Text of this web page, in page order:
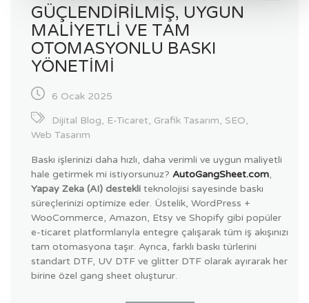
GÜÇLENDIRILMIŞ, UYGUN
MALIYETLI VE TAM
OTOMASYONLU BASKI
YÖNETIMI
6 Ocak 2025
Dijital Blog, E-Ticaret, Grafik Tasarım, SEO,
Web Tasarım
Baskı işlerinizi daha hızlı, daha verimli ve uygun maliyetli
hale getirmek mi istiyorsunuz? AutoGangSheet.com,
Yapay Zeka (AI) destekli teknolojisi sayesinde baskı
süreçlerinizi optimize eder. Üstelik, WordPress +
WooCommerce, Amazon, Etsy ve Shopify gibi popüler
e-ticaret platformlarıyla entegre çalışarak tüm iş akışınızı
tam otomasyona taşır. Ayrıca, farklı baskı türlerini
standart DTF, UV DTF ve glitter DTF olarak ayırarak her
birine özel gang sheet oluşturur.